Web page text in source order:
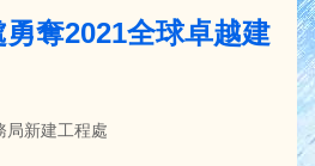
奪2021全球卓越建
局新建工程處